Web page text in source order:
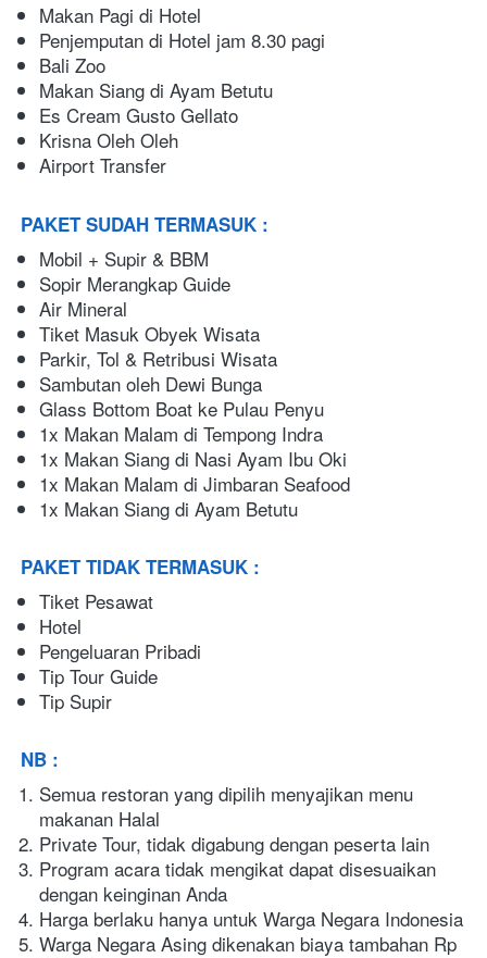
Makan Pagi di Hotel
Penjemputan di Hotel jam 8.30 pagi
Bali Zoo
Makan Siang di Ayam Betutu
Es Cream Gusto Gellato
Krisna Oleh Oleh
Airport Transfer
PAKET SUDAH TERMASUK :
Mobil + Supir & BBM
Sopir Merangkap Guide
Air Mineral
Tiket Masuk Obyek Wisata
Parkir, Tol & Retribusi Wisata
Sambutan oleh Dewi Bunga
Glass Bottom Boat ke Pulau Penyu
1x Makan Malam di Tempong Indra
1x Makan Siang di Nasi Ayam Ibu Oki
1x Makan Malam di Jimbaran Seafood
1x Makan Siang di Ayam Betutu
PAKET TIDAK TERMASUK :
Tiket Pesawat
Hotel
Pengeluaran Pribadi
Tip Tour Guide
Tip Supir
NB :
Semua restoran yang dipilih menyajikan menu
makanan Halal
Private Tour, tidak digabung dengan peserta lain
Program acara tidak mengikat dapat disesuaikan
dengan keinginan Anda
Harga berlaku hanya untuk Warga Negara Indonesia
Warga Negara Asing dikenakan biaya tambahan Rp